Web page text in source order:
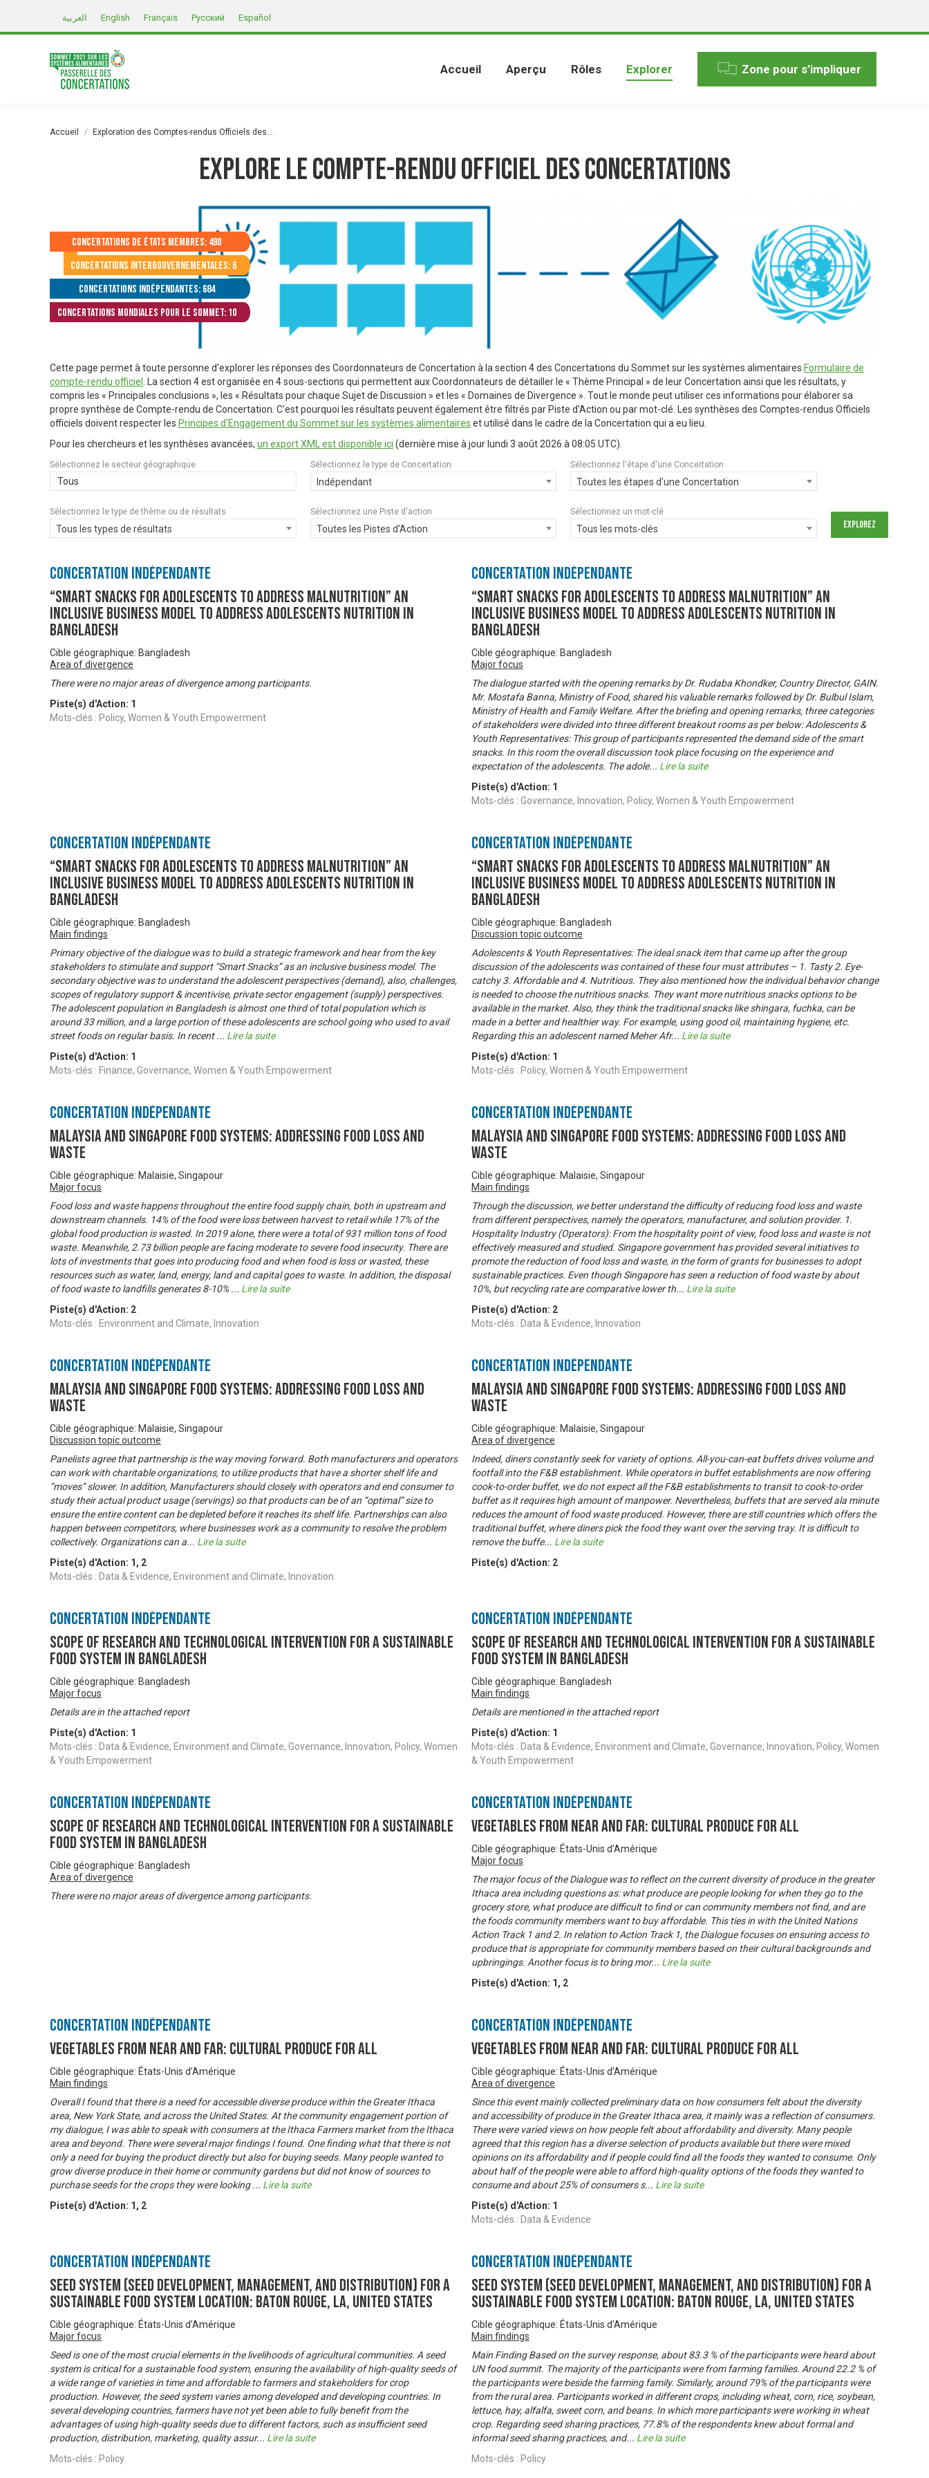
العربية English Français Русский Español
Accueil Aperçu Rôles Explorer Zone pour s’impliquer
Vous êtes ici :
Accueil Exploration des Comptes-rendus Officiels des…
Explore le compte-rendu officiel des Concertations
Concertations de États membres: 490
Concertations intergouvernementales: 6
Concertations indépendantes: 684
Concertations mondiales pour le Sommet: 10
Cette page permet à toute personne d'explorer les réponses des Coordonnateurs de Concertation à la section 4 des Concertations du Sommet sur les systèmes alimentaires Formulaire de
compte-rendu officiel . La section 4 est organisée en 4 sous-sections qui permettent aux Coordonnateurs de détailler le « Thème Principal » de leur Concertation ainsi que les résultats, y
compris les « Principales conclusions », les « Résultats pour chaque Sujet de Discussion » et les « Domaines de Divergence ». Tout le monde peut utiliser ces informations pour élaborer sa
propre synthèse de Compte-rendu de Concertation. C'est pourquoi les résultats peuvent également être filtrés par Piste d'Action ou par mot-clé. Les synthèses des Comptes-rendus Officiels
officiels doivent respecter les Principes d'Engagement du Sommet sur les systèmes alimentaires et utilisé dans le cadre de la Concertation qui a eu lieu.
Pour les chercheurs et les synthèses avancées, un export XML est disponible ici (dernière mise à jour lundi 3 août 2026 à 08:05 UTC).
Sélectionnez le secteur géographique
Tous
Sélectionnez le type de Concertation
Indépendant
Sélectionnez l'étape d'une Concertation
Toutes les étapes d'une Concertation
Sélectionnez le type de thème ou de résultats
Tous les types de résultats
Sélectionnez une Piste d'action
Toutes les Pistes d'Action
Sélectionnez un mot-clé
Tous les mots-clés
Concertation Indépendante
“Smart Snacks for Adolescents to Address Malnutrition” An
Inclusive Business Model to Address Adolescents Nutrition in
Bangladesh
Cible géographique: Bangladesh
Area of divergence
There were no major areas of divergence among participants.
Piste(s) d'Action: 1
Mots-clés : Policy, Women & Youth Empowerment
Concertation Indépendante
“Smart Snacks for Adolescents to Address Malnutrition” An
Inclusive Business Model to Address Adolescents Nutrition in
Bangladesh
Cible géographique: Bangladesh
Major focus
The dialogue started with the opening remarks by Dr. Rudaba Khondker, Country Director, GAIN.
Mr. Mostafa Banna, Ministry of Food, shared his valuable remarks followed by Dr. Bulbul Islam,
Ministry of Health and Family Welfare. After the briefing and opening remarks, three categories
of stakeholders were divided into three different breakout rooms as per below: Adolescents &
Youth Representatives: This group of participants represented the demand side of the smart
snacks. In this room the overall discussion took place focusing on the experience and
expectation of the adolescents. The adole... Lire la suite
Piste(s) d'Action: 1
Mots-clés : Governance, Innovation, Policy, Women & Youth Empowerment
Concertation Indépendante
“Smart Snacks for Adolescents to Address Malnutrition” An
Inclusive Business Model to Address Adolescents Nutrition in
Bangladesh
Cible géographique: Bangladesh
Main findings
Primary objective of the dialogue was to build a strategic framework and hear from the key
stakeholders to stimulate and support “Smart Snacks” as an inclusive business model. The
secondary objective was to understand the adolescent perspectives (demand), also, challenges,
scopes of regulatory support & incentivise, private sector engagement (supply) perspectives.
The adolescent population in Bangladesh is almost one third of total population which is
around 33 million, and a large portion of these adolescents are school going who used to avail
street foods on regular basis. In recent... Lire la suite
Piste(s) d'Action: 1
Mots-clés : Finance, Governance, Women & Youth Empowerment
Concertation Indépendante
“Smart Snacks for Adolescents to Address Malnutrition” An
Inclusive Business Model to Address Adolescents Nutrition in
Bangladesh
Cible géographique: Bangladesh
Discussion topic outcome
Adolescents & Youth Representatives: The ideal snack item that came up after the group
discussion of the adolescents was contained of these four must attributes – 1. Tasty 2. Eye-
catchy 3. Affordable and 4. Nutritious. They also mentioned how the individual behavior change
is needed to choose the nutritious snacks. They want more nutritious snacks options to be
available in the market. Also, they think the traditional snacks like shingara, fuchka, can be
made in a better and healthier way. For example, using good oil, maintaining hygiene, etc.
Regarding this an adolescent named Meher Afr... Lire la suite
Piste(s) d'Action: 1
Mots-clés : Policy, Women & Youth Empowerment
Concertation Indépendante
Malaysia and Singapore Food Systems: Addressing Food Loss and
Waste
Cible géographique: Malaisie, Singapour
Major focus
Food loss and waste happens throughout the entire food supply chain, both in upstream and
downstream channels. 14% of the food were loss between harvest to retail while 17% of the
global food production is wasted. In 2019 alone, there were a total of 931 million tons of food
waste. Meanwhile, 2.73 billion people are facing moderate to severe food insecurity. There are
lots of investments that goes into producing food and when food is loss or wasted, these
resources such as water, land, energy, land and capital goes to waste. In addition, the disposal
of food waste to landfills generates 8-10%... Lire la suite
Piste(s) d'Action: 2
Mots-clés : Environment and Climate, Innovation
Concertation Indépendante
Malaysia and Singapore Food Systems: Addressing Food Loss and
Waste
Cible géographique: Malaisie, Singapour
Main findings
Through the discussion, we better understand the difficulty of reducing food loss and waste
from different perspectives, namely the operators, manufacturer, and solution provider. 1.
Hospitality Industry (Operators): From the hospitality point of view, food loss and waste is not
effectively measured and studied. Singapore government has provided several initiatives to
promote the reduction of food loss and waste, in the form of grants for businesses to adopt
sustainable practices. Even though Singapore has seen a reduction of food waste by about
10%, but recycling rate are comparative lower th... Lire la suite
Piste(s) d'Action: 2
Mots-clés : Data & Evidence, Innovation
Concertation Indépendante
Malaysia and Singapore Food Systems: Addressing Food Loss and
Waste
Cible géographique: Malaisie, Singapour
Discussion topic outcome
Panelists agree that partnership is the way moving forward. Both manufacturers and operators
can work with charitable organizations, to utilize products that have a shorter shelf life and
“moves” slower. In addition, Manufacturers should closely with operators and end consumer to
study their actual product usage (servings) so that products can be of an “optimal” size to
ensure the entire content can be depleted before it reaches its shelf life. Partnerships can also
happen between competitors, where businesses work as a community to resolve the problem
collectively. Organizations can a... Lire la suite
Piste(s) d'Action: 1 , 2
Mots-clés : Data & Evidence, Environment and Climate, Innovation
Concertation Indépendante
Malaysia and Singapore Food Systems: Addressing Food Loss and
Waste
Cible géographique: Malaisie, Singapour
Area of divergence
Indeed, diners constantly seek for variety of options. All-you-can-eat buffets drives volume and
footfall into the F&B establishment. While operators in buffet establishments are now offering
cook-to-order buffet, we do not expect all the F&B establishments to transit to cook-to-order
buffet as it requires high amount of manpower. Nevertheless, buffets that are served ala minute
reduces the amount of food waste produced. However, there are still countries which offers the
traditional buffet, where diners pick the food they want over the serving tray. It is difficult to
remove the buffe... Lire la suite
Piste(s) d'Action: 2
Concertation Indépendante
Scope of Research and Technological Intervention for a Sustainable
Food System in Bangladesh
Cible géographique: Bangladesh
Major focus
Details are in the attached report
Piste(s) d'Action: 1
Mots-clés : Data & Evidence, Environment and Climate, Governance, Innovation, Policy, Women
& Youth Empowerment
Concertation Indépendante
Scope of Research and Technological Intervention for a Sustainable
Food System in Bangladesh
Cible géographique: Bangladesh
Main findings
Details are mentioned in the attached report
Piste(s) d'Action: 1
Mots-clés : Data & Evidence, Environment and Climate, Governance, Innovation, Policy, Women
& Youth Empowerment
Concertation Indépendante
Scope of Research and Technological Intervention for a Sustainable
Food System in Bangladesh
Cible géographique: Bangladesh
Area of divergence
There were no major areas of divergence among participants.
Concertation Indépendante
Vegetables from Near and Far: Cultural Produce for All
Cible géographique: États-Unis d’Amérique
Major focus
The major focus of the Dialogue was to reflect on the current diversity of produce in the greater
Ithaca area including questions as: what produce are people looking for when they go to the
grocery store, what produce are difficult to find or can community members not find, and are
the foods community members want to buy affordable. This ties in with the United Nations
Action Track 1 and 2. In relation to Action Track 1, the Dialogue focuses on ensuring access to
produce that is appropriate for community members based on their cultural backgrounds and
upbringings. Another focus is to bring mor... Lire la suite
Piste(s) d'Action: 1 , 2
Concertation Indépendante
Vegetables from Near and Far: Cultural Produce for All
Cible géographique: États-Unis d’Amérique
Main findings
Overall I found that there is a need for accessible diverse produce within the Greater Ithaca
area, New York State, and across the United States. At the community engagement portion of
my dialogue, I was able to speak with consumers at the Ithaca Farmers market from the Ithaca
area and beyond. There were several major findings I found. One finding what that there is not
only a need for buying the product directly but also for buying seeds. Many people wanted to
grow diverse produce in their home or community gardens but did not know of sources to
purchase seeds for the crops they were looking... Lire la suite
Piste(s) d'Action: 1 , 2
Concertation Indépendante
Vegetables from Near and Far: Cultural Produce for All
Cible géographique: États-Unis d’Amérique
Area of divergence
Since this event mainly collected preliminary data on how consumers felt about the diversity
and accessibility of produce in the Greater Ithaca area, it mainly was a reflection of consumers.
There were varied views on how people felt about affordability and diversity. Many people
agreed that this region has a diverse selection of products available but there were mixed
opinions on its affordability and if people could find all the foods they wanted to consume. Only
about half of the people were able to afford high-quality options of the foods they wanted to
consume and about 25% of consumers s... Lire la suite
Piste(s) d'Action: 1
Mots-clés : Data & Evidence
Concertation Indépendante
Seed System (seed development, management, and distribution) for a
sustainable food system Location: Baton Rouge, LA, United States
Cible géographique: États-Unis d’Amérique
Major focus
Seed is one of the most crucial elements in the livelihoods of agricultural communities. A seed
system is critical for a sustainable food system, ensuring the availability of high-quality seeds of
a wide range of varieties in time and affordable to farmers and stakeholders for crop
production. However, the seed system varies among developed and developing countries. In
several developing countries, farmers have not yet been able to fully benefit from the
advantages of using high-quality seeds due to different factors, such as insufficient seed
production, distribution, marketing, quality assur... Lire la suite
Mots-clés : Policy
Concertation Indépendante
Seed System (seed development, management, and distribution) for a
sustainable food system Location: Baton Rouge, LA, United States
Cible géographique: États-Unis d’Amérique
Main findings
Main Finding Based on the survey response, about 83.3 % of the participants were heard about
UN food summit. The majority of the participants were from farming families. Around 22.2 % of
the participants were beside the farming family. Similarly, around 79% of the participants were
from the rural area. Participants worked in different crops, including wheat, corn, rice, soybean,
lettuce, hay, alfalfa, sweet corn, and beans. In which more participants were working in wheat
crop. Regarding seed sharing practices, 77.8% of the respondents knew about formal and
informal seed sharing practices, and... Lire la suite
Mots-clés : Policy